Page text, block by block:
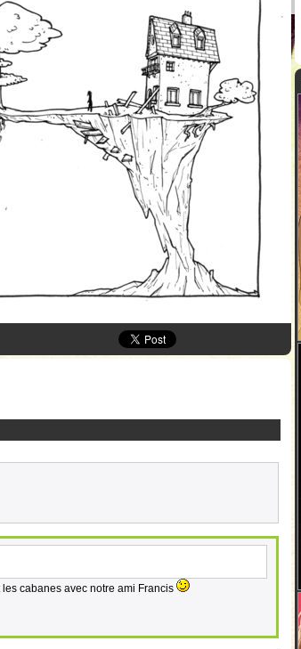
cabanes avec notre ami Francis